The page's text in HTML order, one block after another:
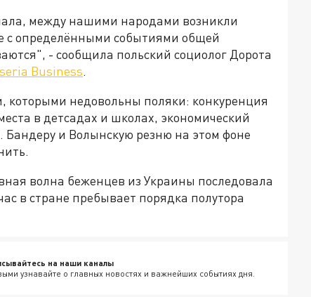
между нашими народами возникли
с определёнными событиями общей
- сообщила польский социолог Дорота
Business.
которыми недовольны поляки: конкуренция
в детсадах и школах, экономический
Бандеру и Волынскую резню на этом фоне
волна беженцев из Украины последовала
в стране пребывает порядка полутора
на наши каналы
узнавайте о главных новостях и важнейших событиях дня.